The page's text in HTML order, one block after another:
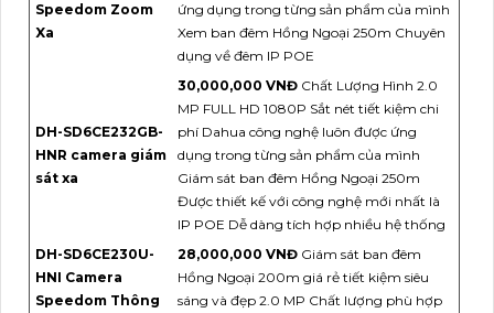
Speedom Zoom
Xa
ứng dụng trong từng sản phẩm của mình
Xem ban đêm Hồng Ngoại 250m Chuyên
dụng về đêm IP POE
DH-SD6CE232GB-
HNR camera giám
sát xa
30,000,000 VNĐ Chất Lượng Hình 2.0
MP FULL HD 1080P Sắt nét tiết kiệm chi
phí Dahua công nghệ luôn được ứng
dụng trong từng sản phẩm của mình
Giám sát ban đêm Hồng Ngoại 250m
Được thiết kế với công nghệ mới nhất là
IP POE Dễ dàng tích hợp nhiều hệ thống
DH-SD6CE230U-
HNI Camera
Speedom Thông
28,000,000 VNĐ Giám sát ban đêm
Hồng Ngoại 200m giá rẻ tiết kiệm siêu
sáng và đẹp 2.0 MP Chất lượng phù hợp